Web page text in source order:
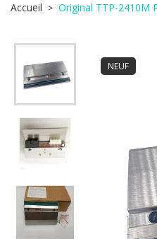
Accueil Original TTP-2410M
NEUF